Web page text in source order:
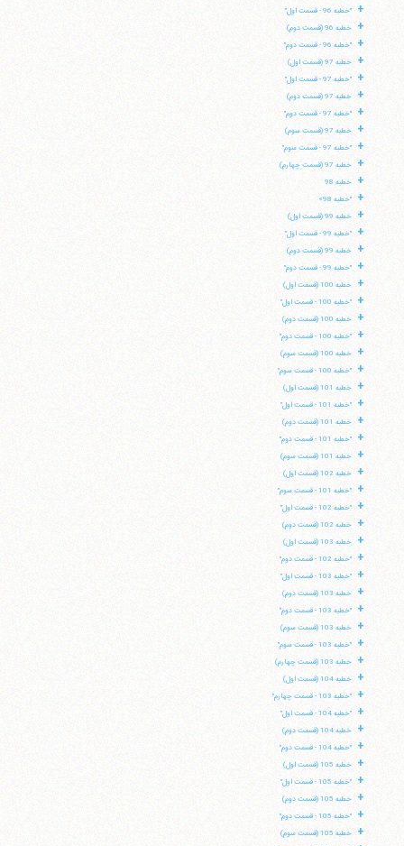
+ "خطبه 96 - قسمت اول"
+ خطبه 96 (قسمت دوم)
+ "خطبه 96 - قسمت دوم"
+ خطبه 97 (قسمت اول)
+ "خطبه 97 - قسمت اول"
+ خطبه 97 (قسمت دوم)
+ "خطبه 97 - قسمت دوم"
+ خطبه 97 (قسمت سوم)
+ "خطبه 97 - قسمت سوم"
+ خطبه 97 (قسمت چهارم)
+ خطبه 98
+ "خطبه 98»
+ خطبه 99 (قسمت اول)
+ "خطبه 99 - قسمت اول"
+ خطبه 99 (قسمت دوم)
+ "خطبه 99 - قسمت دوم"
+ خطبه 100 (قسمت اول)
+ "خطبه 100 - قسمت اول"
+ خطبه 100 (قسمت دوم)
+ "خطبه 100 - قسمت دوم"
+ خطبه 100 (قسمت سوم)
+ "خطبه 100 - قسمت سوم"
+ خطبه 101 (قسمت اول)
+ "خطبه 101 - قسمت اول"
+ خطبه 101 (قسمت دوم)
+ "خطبه 101 - قسمت دوم"
+ خطبه 101 (قسمت سوم)
+ خطبه 102 (قسمت اول)
+ "خطبه 101 - قسمت سوم"
+ "خطبه 102 - قسمت اول"
+ خطبه 102 (قسمت دوم)
+ خطبه 103 (قسمت اول)
+ "خطبه 102 - قسمت دوم"
+ "خطبه 103 - قسمت اول"
+ خطبه 103 (قسمت دوم)
+ "خطبه 103 - قسمت دوم"
+ خطبه 103 (قسمت سوم)
+ "خطبه 103 - قسمت سوم"
+ خطبه 103 (قسمت چهارم)
+ خطبه 104 (قسمت اول)
+ "خطبه 103 - قسمت چهارم"
+ "خطبه 104 - قسمت اول"
+ خطبه 104 (قسمت دوم)
+ "خطبه 104 - قسمت دوم"
+ خطبه 105 (قسمت اول)
+ "خطبه 105 - قسمت اول"
+ خطبه 105 (قسمت دوم)
+ "خطبه 105 - قسمت دوم"
+ خطبه 105 (قسمت سوم)
ایران